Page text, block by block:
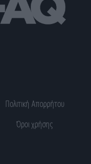
Πολιτική Απορρήτου
Όροι χρήσης